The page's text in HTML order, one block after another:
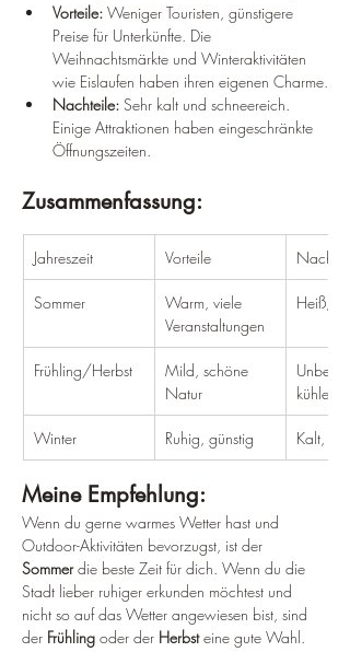
Vorteile: Weniger Touristen, günstigere
Preise für Unterkünfte. Die
Weihnachtsmärkte und Winteraktivitäten
wie Eislaufen haben ihren eigenen Charme.
Nachteile: Sehr kalt und schneereich.
Einige Attraktionen haben eingeschränkte
Öffnungszeiten.
Zusammenfassung:
Jahreszeit Vorteile Nachteile
Sommer
Warm, viele
Veranstaltungen
Heiß,
Frühling/Herbst
Mild, schöne
Natur
kühler
Winter Ruhig, günstig Kalt,
Meine Empfehlung:
Wenn du gerne warmes Wetter hast und
Outdoor-Aktivitäten bevorzugst, ist der
Sommer die beste Zeit für dich. Wenn du die
Stadt lieber ruhiger erkunden möchtest und
nicht so auf das Wetter angewiesen bist, sind
der Frühling oder der Herbst eine gute Wahl.